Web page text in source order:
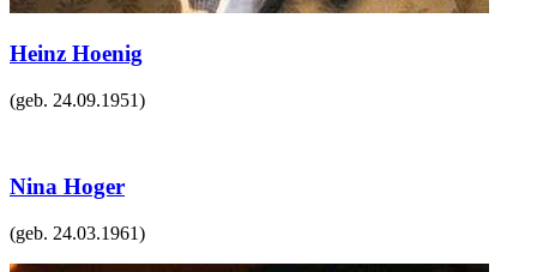
Heinz Hoenig
(geb. 24.09.1951)
Nina Hoger
(geb. 24.03.1961)